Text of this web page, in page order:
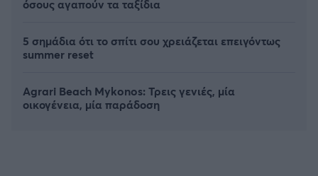
όσους αγαπούν τα ταξίδια
5 σημάδια ότι το σπίτι σου χρειάζεται επειγόντως
summer reset
Agrari Beach Mykonos: Τρεις γενιές, μία
οικογένεια, μία παράδοση